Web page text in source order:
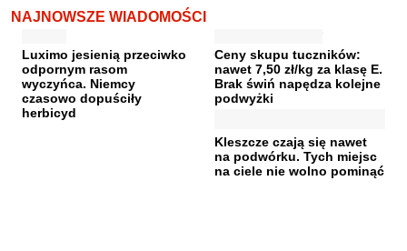
NAJNOWSZE WIADOMOŚCI
Luximo jesienią przeciwko
odpornym rasom
wyczyńca. Niemcy
czasowo dopuściły
herbicyd
Ceny skupu tuczników:
nawet 7,50 zł/kg za klasę E.
Brak świń napędza kolejne
podwyżki
Kleszcze czają się nawet
na podwórku. Tych miejsc
na ciele nie wolno pominąć